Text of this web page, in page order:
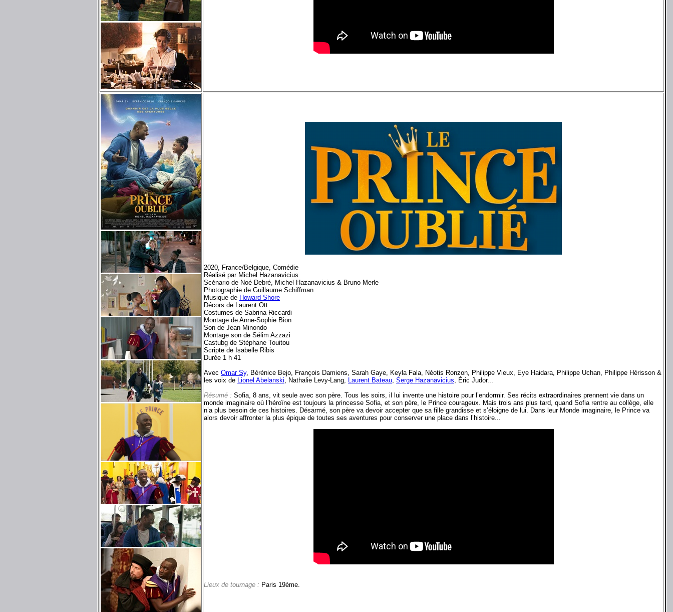
2020, France/Belgique, Comédie
Réalisé par Michel Hazanavicius
Scénario de Noé Debré, Michel Hazanavicius & Bruno Merle
Photographie de Guillaume Schiffman
Musique de Howard Shore
Décors de Laurent Ott
Costumes de Sabrina Riccardi
Montage de Anne-Sophie Bion
Son de Jean Minondo
Montage son de Sélim Azzazi
Castubg de Stéphane Touitou
Scripte de Isabelle Ribis
Durée 1 h 41
Avec Omar Sy, Bérénice Bejo, François Damiens, Sarah Gaye, Keyla Fala, Néotis Ronzon, Philippe Vieux, Eye Haidara, Philippe Uchan, Philippe Hérisson &
les voix de Lionel Abelanski, Nathalie Levy-Lang, Laurent Bateau, Serge Hazanavicius, Éric Judor...
Résumé : Sofia, 8 ans, vit seule avec son père. Tous les soirs, il lui invente une histoire pour l’endormir. Ses récits extraordinaires prennent vie dans un
monde imaginaire où l’héroïne est toujours la princesse Sofia, et son père, le Prince courageux. Mais trois ans plus tard, quand Sofia rentre au collège, elle
n’a plus besoin de ces histoires. Désarmé, son père va devoir accepter que sa fille grandisse et s’éloigne de lui. Dans leur Monde imaginaire, le Prince va
alors devoir affronter la plus épique de toutes ses aventures pour conserver une place dans l’histoire...
Lieux de tournage : Paris 19ème.